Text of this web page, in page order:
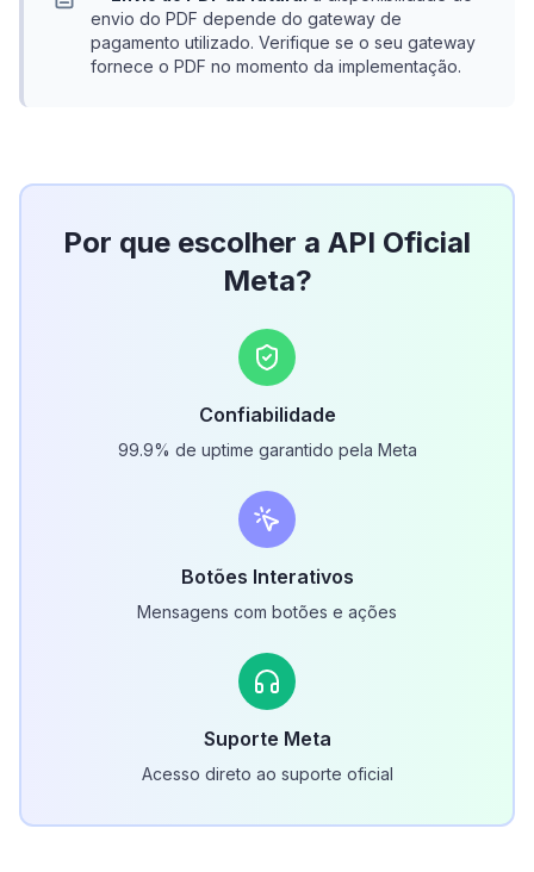
envio do PDF depende do gateway de
pagamento utilizado. Verifique se o seu gateway
fornece o PDF no momento da implementação.
Por que escolher a API Oficial
Meta?
Confiabilidade
99.9% de uptime garantido pela Meta
Botões Interativos
Mensagens com botões e ações
Suporte Meta
Acesso direto ao suporte oficial